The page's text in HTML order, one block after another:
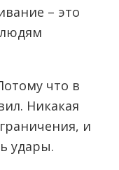
– это
что в
Никакая
и
удары.